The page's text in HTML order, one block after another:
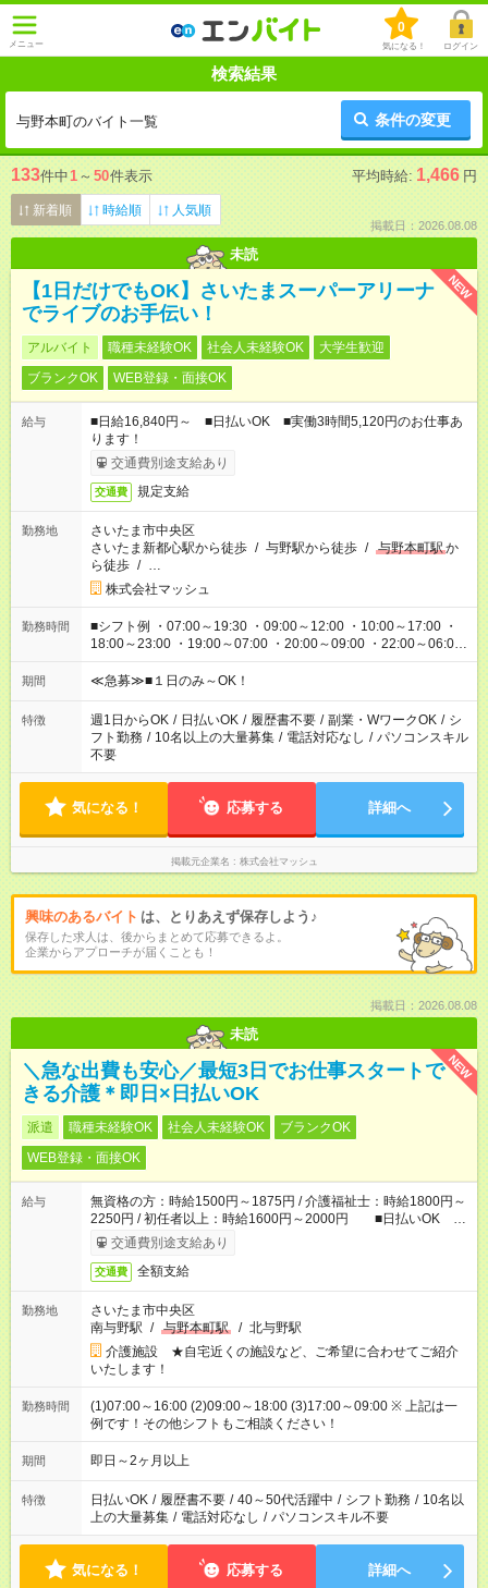
メニュー
0
気になる！ ログイン
検索結果
与野本町のバイト一覧 条件の変更
133件中1 ～ 50件表示 平均時給: 1,466 円
新着順 時給順 人気順
掲載日：2026.08.08
未読
NEW
【1日だけでもOK】さいたまスーパーアリーナ
でライブのお手伝い！
アルバイト 職種未経験OK 社会人未経験OK
大学生歓迎
ブランクOK
WEB登録・面接OK
給与
■日給16,840円～ ■日払いOK ■実働3時間5,120円のお仕事あ
ります！
交通費別途支給あり
交通費 規定支給
勤務地
さいたま市中央区
さいたま新都心駅から徒歩 / 与野駅から徒歩 / 与野本町駅か
ら徒歩 / …
株式会社マッシュ
勤務時間
■シフト例 ・07:00～19:30 ・09:00～12:00 ・10:00～17:00 ・
18:00～23:00 ・19:00～07:00 ・20:00～09:00 ・22:00～06:00
etc ★最短で3時間で5,120円のお仕事から 15時間で2万円近く稼
げるお仕事も！ ご希望のお時間に合わせてご紹介！ ※シフトは
ください！
期間 ≪急募≫■１日のみ～OK！
特徴 週1日からOK / 日払いOK / 履歴書不要 / 副業・WワークOK / シ
フト勤務 / 10名以上の大量募集 / 電話対応なし / パソコンスキル
不要
気になる！ 応募する 詳細へ
掲載元企業名 株式会社マッシュ
興味のあるバイト は、とりあえず保存しよう♪
保存した求人は、後からまとめて応募できるよ。
企業からアプローチが届くことも！
掲載日：2026.08.08
未読
NEW
＼急な出費も安心／最短3日でお仕事スタートで
きる介護＊即日×日払いOK
派遣 職種未経験OK 社会人未経験OK
ブランクOK
WEB登録・面接OK
給与
無資格の方：時給1500円～1875円 / 介護福祉士：時給1800円～
2250円 / 初任者以上：時給1600円～2000円 ■日払いOK ■
日収例：1万2000円（時給1500円×8h）
交通費別途支給あり
交通費 全額支給
勤務地
さいたま市中央区
南与野駅 / 与野本町駅 / 北与野駅
介護施設 ★自宅近くの施設など、ご希望に合わせてご紹介
いたします！
勤務時間
(1)07:00～16:00 (2)09:00～18:00 (3)17:00～09:00 ※ 上記は一
例です！その他シフトもご相談ください！
期間 即日～2ヶ月以上
特徴 日払いOK / 履歴書不要 / 40～50代活躍中 / シフト勤務 / 10名以
上の大量募集 / 電話対応なし / パソコンスキル不要
気になる！ 応募する 詳細へ